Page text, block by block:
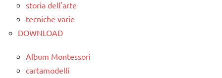
storia dell'arte
tecniche varie
DOWNLOAD
Album Montessori
cartamodelli